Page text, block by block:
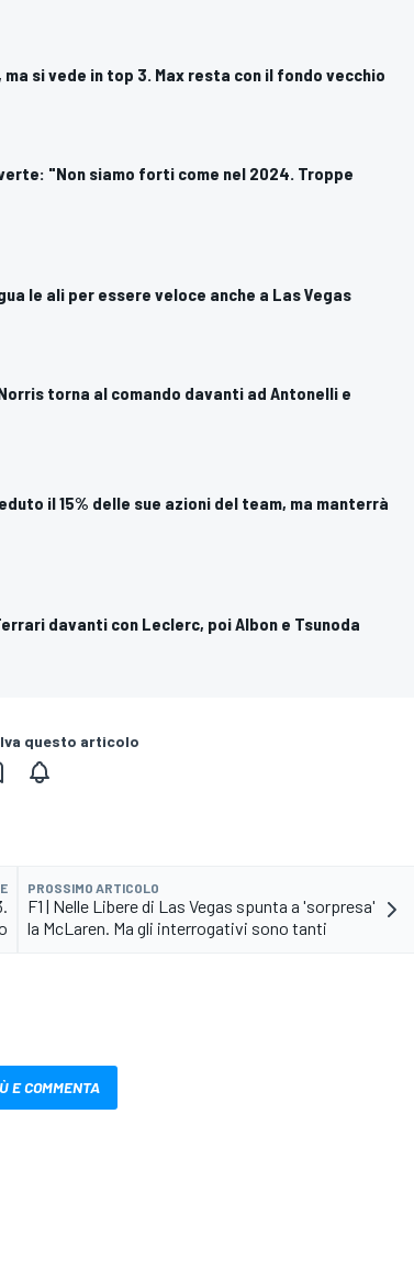
si vede in top 3. Max resta con il fondo vecchio
"Non siamo forti come nel 2024. Troppe
le ali per essere veloce anche a Las Vegas
torna al comando davanti ad Antonelli e
il 15% delle sue azioni del team, ma manterrà
davanti con Leclerc, poi Albon e Tsunoda
questo articolo
PROSSIMO ARTICOLO
F1 | Nelle Libere di Las Vegas spunta a 'sorpresa'
la McLaren. Ma gli interrogativi sono tanti
E COMMENTA